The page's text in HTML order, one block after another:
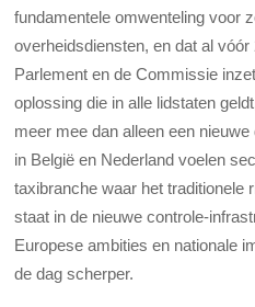
fundamentele omwenteling voor
overheidsdiensten, en dat al vóór
Parlement en de Commissie
oplossing die in alle lidstaten
meer mee dan alleen een
in België en Nederland voelen
taxibranche waar het traditionele
staat in de nieuwe controle-
Europese ambities en nationale
de dag scherper.